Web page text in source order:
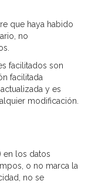
que haya habido
no
facilitados son
facilitada
y es
modificación.
en los datos
o no marca la
no se